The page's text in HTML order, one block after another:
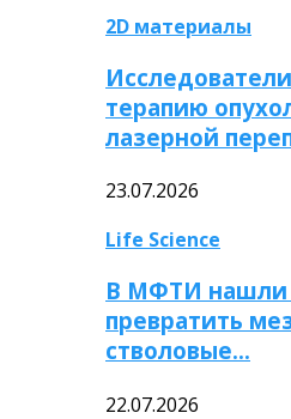
2D материалы
терапию
лазерной
23.07.2026
Life Science
В МФТИ нашли
превратить
стволовые…
22.07.2026